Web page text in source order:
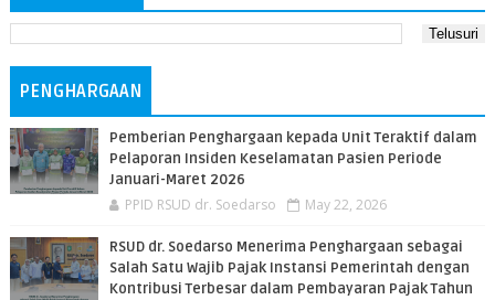
PENGHARGAAN
Pemberian Penghargaan kepada Unit Teraktif dalam
Pelaporan Insiden Keselamatan Pasien Periode
Januari-Maret 2026
PPID RSUD dr. Soedarso May 22, 2026
RSUD dr. Soedarso Menerima Penghargaan sebagai
Salah Satu Wajib Pajak Instansi Pemerintah dengan
Kontribusi Terbesar dalam Pembayaran Pajak Tahun